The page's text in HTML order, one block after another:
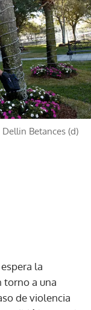
Betances (d)
la
torno a una
de violencia